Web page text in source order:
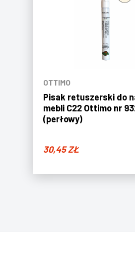
OTTIMO
Pisak retuszerski do
mebli C22 Ottimo nr
(perłowy)
30,45ZŁ